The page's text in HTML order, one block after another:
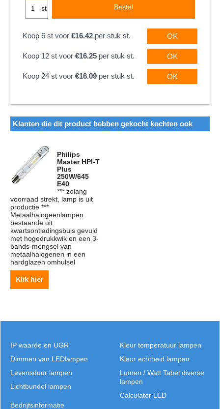
st Bestel
Koop 6 st voor €16.42 per stuk st. OK
Koop 12 st voor €16.25 per stuk st. OK
Koop 24 st voor €16.09 per stuk st. OK
Klanten die dit product hebben gekocht kochten ook
Philips
Master HPI-T
Plus
250W/645
E40
*** zolang
voorraad strekt, lamp is uit
productie ***
Metaalhalogeenlampen
bestaande uit
kwartsontladingsbuis gevuld
met hogedrukkwik en een 3-
bands-mengsel van
metaalhalogenen in een
hardglazen omhulsel
Klik hier
Kleur temperatuur lampen
Kleur echtheid lampen
Lumen / Watt Tabel diverse
lampen
Calculator LED
IP waarde en UGR
Dimmen van LEDlampen
Levensduur lampen
Lichtbundel lampen
Bedrijfsinformatie